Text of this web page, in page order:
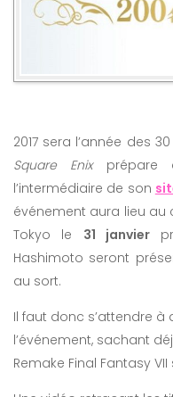
2017 sera l’année des
Square Enixprépare
l’intermédiaire de son
événement aura lieu au
Tokyo le 31 janvier
Hashimoto seront
au sort.
Il faut donc s’attendre
l’événement, sachant
Remake Final Fantasy